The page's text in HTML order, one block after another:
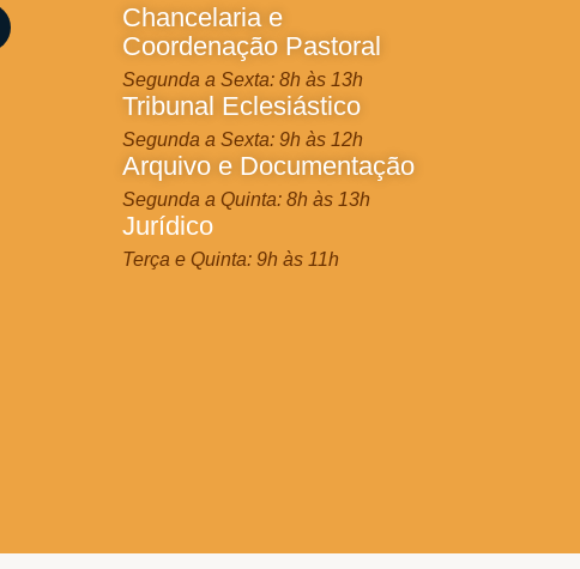
Chancelaria e
Coordenação Pastoral
Segunda a Sexta: 8h às 13h
Tribunal Eclesiástico
Segunda a Sexta: 9h às 12h
Arquivo e Documentação
Segunda a Quinta: 8h às 13h
Jurídico
Terça e Quinta: 9h às 11h